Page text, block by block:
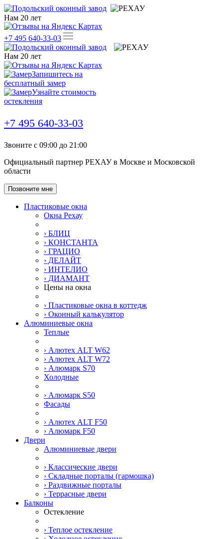
Нам 20 лет
+7 495 640-33-03
Нам 20 лет
Запишитесь на
бесплатный замер
Узнайте стоимость
остекления
+7 495 640-33-03
Звоните с 09:00 до 21:00
Официальный партнер РЕХАУ в Москве и Московской
области
Позвоните мне
Пластиковые окна
Окна Рехау
› БЛИЦ
› КОНСТАНТА
› ГРАЦИО
› ДЕЛАЙТ
› ИНТЕЛИО
› ДИАМАНТ
Цены на окна
› Пластиковые окна в коттедж
› Оконный калькулятор
Алюминиевые окна
Теплые
› Алютех ALT W62
› Алютех ALT W72
› Алюмарк S70
Холодные
› Алюмарк S50
Фасады
› Алютех ALT F50
› Алюмарк F50
Двери
Алюминиевые двери
› Классические двери
› Складные порталы (гармошка)
› Раздвижные порталы
› Террасные двери
Балконы
Остекление
› Теплое остекление